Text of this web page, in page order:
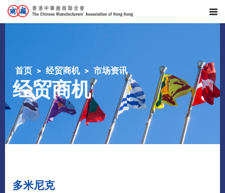
首页 经贸商机 市场资讯
经贸商机
多米尼克